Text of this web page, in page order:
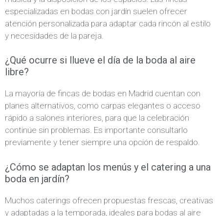
especializadas en bodas con jardín suelen ofrecer
atención personalizada para adaptar cada rincón al estilo
y necesidades de la pareja.
¿Qué ocurre si llueve el día de la boda al aire
libre?
La mayoría de fincas de bodas en Madrid cuentan con
planes alternativos, como carpas elegantes o acceso
rápido a salones interiores, para que la celebración
continúe sin problemas. Es importante consultarlo
previamente y tener siempre una opción de respaldo.
¿Cómo se adaptan los menús y el catering a una
boda en jardín?
Muchos caterings ofrecen propuestas frescas, creativas
y adaptadas a la temporada, ideales para bodas al aire